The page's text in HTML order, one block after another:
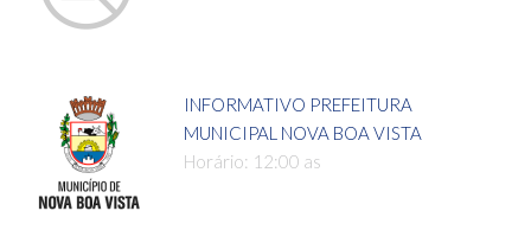
INFORMATIVO PREFEITURA
MUNICIPAL NOVA BOA VISTA
Horário: 12:00 as